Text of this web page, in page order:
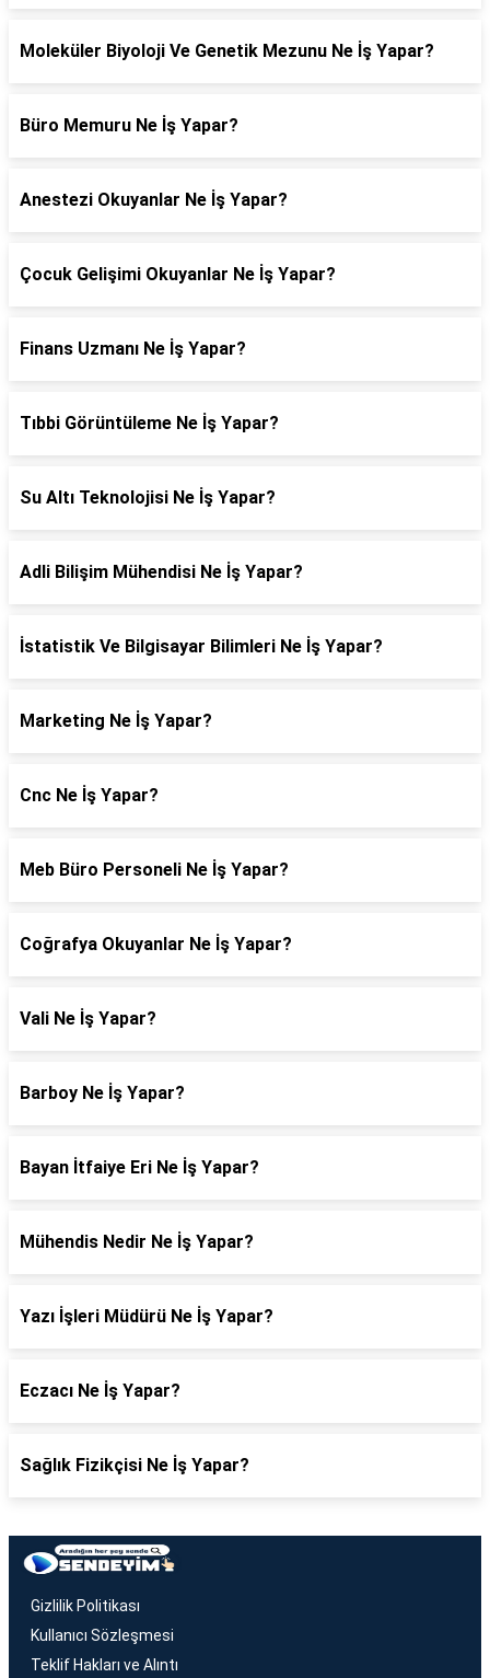
Moleküler Biyoloji Ve Genetik Mezunu Ne İş Yapar?
Büro Memuru Ne İş Yapar?
Anestezi Okuyanlar Ne İş Yapar?
Çocuk Gelişimi Okuyanlar Ne İş Yapar?
Finans Uzmanı Ne İş Yapar?
Tıbbi Görüntüleme Ne İş Yapar?
Su Altı Teknolojisi Ne İş Yapar?
Adli Bilişim Mühendisi Ne İş Yapar?
İstatistik Ve Bilgisayar Bilimleri Ne İş Yapar?
Marketing Ne İş Yapar?
Cnc Ne İş Yapar?
Meb Büro Personeli Ne İş Yapar?
Coğrafya Okuyanlar Ne İş Yapar?
Vali Ne İş Yapar?
Barboy Ne İş Yapar?
Bayan İtfaiye Eri Ne İş Yapar?
Mühendis Nedir Ne İş Yapar?
Yazı İşleri Müdürü Ne İş Yapar?
Eczacı Ne İş Yapar?
Sağlık Fizikçisi Ne İş Yapar?
Gizlilik Politikası
Kullanıcı Sözleşmesi
Teklif Hakları ve Alıntı